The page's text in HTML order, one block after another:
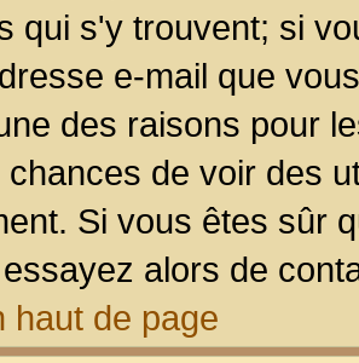
qui s'y trouvent; si
e-mail que
des raisons pour
chances de voir des
Si vous êtes sûr
alors de
haut de page